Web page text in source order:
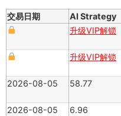
交易日期 AI Strategy
升级VIP解锁
升级VIP解锁
2026-08-05
58.77
2026-08-05
6.96